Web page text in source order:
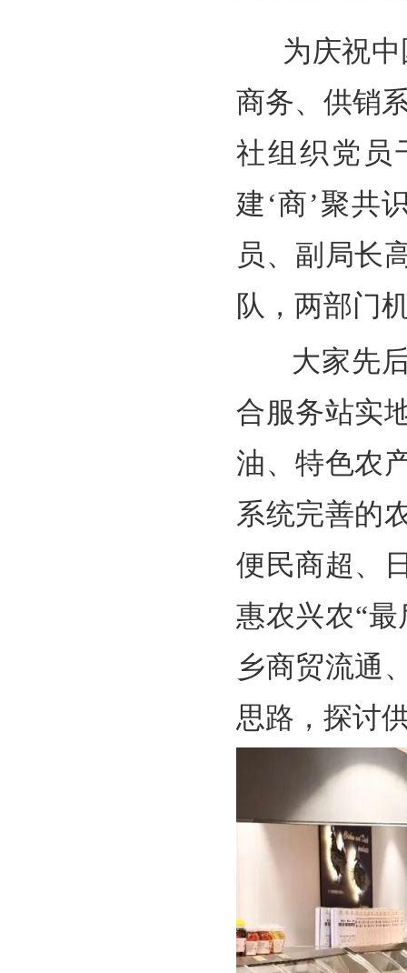
为庆祝中
商务、供销
社组织党员
建‘商’聚共
员、副局长
队，两部门
大家先后
合服务站实
油、特色农
系统完善的
便民商超、
惠农兴农“
乡商贸流通
思路，探讨